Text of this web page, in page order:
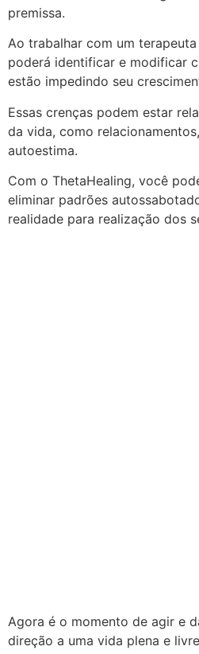
premissa.
Ao trabalhar com um
poderá identificar e modificar
estão impedindo seu
Essas crenças podem estar
da vida, como
autoestima.
Com o ThetaHealing, você
eliminar padrões
realidade para realização dos
Agora é o momento de agir e
direção a uma vida plena e